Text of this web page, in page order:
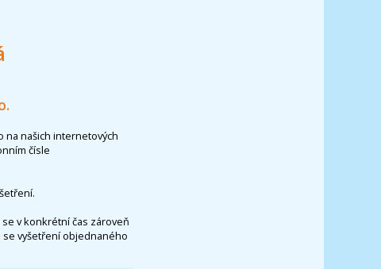
na našich internetových
čísle
v konkrétní čas zároveň
se vyšetření objednaného